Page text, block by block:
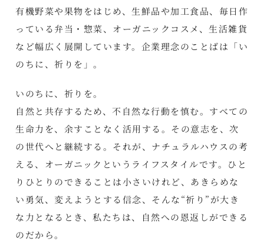
有機野菜や果物をはじめ、生鮮品や加工食品、毎日作
っている弁当・惣菜、オーガニックコスメ、生活雑貨
など幅広く展開しています。企業理念のことばは「い
のちに、祈りを」。
いのちに、祈りを。
自然と共存するため、不自然な行動を慎む。すべての
生命力を、余すことなく活用する。その意志を、次
の世代へと継続する。それが、ナチュラルハウスの考
える、オーガニックというライフスタイルです。ひと
りひとりのできることは小さいけれど、あきらめな
い勇気、変えようとする信念、そんな“祈り”が大き
な力となるとき、私たちは、自然への恩返しができる
のだから。